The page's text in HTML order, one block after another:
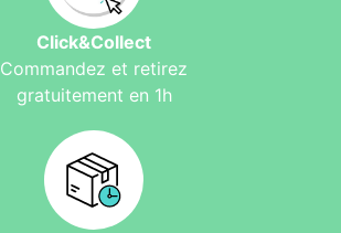
Click&Collect
Commandez et retirez
gratuitement en 1h